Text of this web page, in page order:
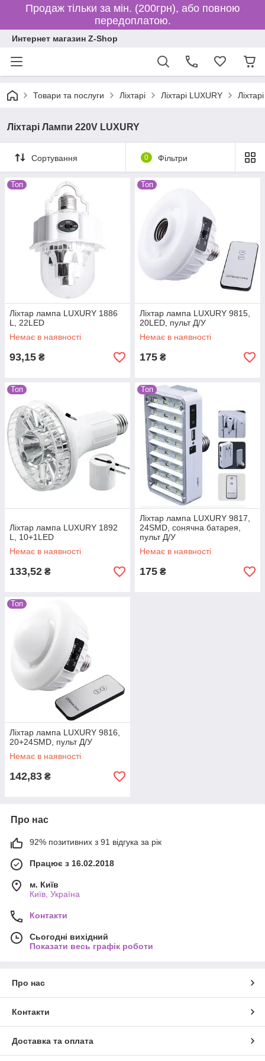
Продаж тільки за мін. (200грн), або повною
передоплатою.
Интернет магазин Z-Shop
Товари та послуги Ліхтарі Ліхтарі LUXURY
Ліхтарі Лампи 220V LUXURY
Сортування 0 Фільтри
Топ
Ліхтар лампа LUXURY 1886
L, 22LED
Немає в наявності
93,15 ₴
Топ
Ліхтар лампа LUXURY 9815,
20LED, пульт Д/У
Немає в наявності
175 ₴
Топ
Ліхтар лампа LUXURY 1892
L, 10+1LED
Немає в наявності
133,52 ₴
Топ
Ліхтар лампа LUXURY 9817,
24SMD, сонячна батарея,
пульт Д/У
Немає в наявності
175 ₴
Топ
Ліхтар лампа LUXURY 9816,
20+24SMD, пульт Д/У
Немає в наявності
142,83 ₴
Про нас
92% позитивних з 91 відгука за рік
Працює з 16.02.2018
м. Київ
Київ, Україна
Контакти
Сьогодні вихідний
Показати весь графік роботи
Про нас
Контакти
Доставка та оплата